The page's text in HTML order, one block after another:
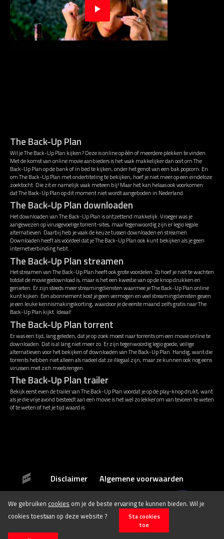
The Back-Up Plan
Wil je The Back-Up Plan kijken? Deze is online op één of meerdere plekken te vinden.
Met de komst van online movie aanbieders is het vaak makkelijker dan ooit om The
Back-Up Plan op de bank of in bed te kijken, onder het genot van een bak popcorn. En
om The Back-Up Plan met ondertiteling te bekijken, hoef je niet meer op een eindeloze
zoektocht. Die zit er namelijk vaak meteen bij! Maar het kan helaas ook voorkomen
dat The Back-Up Plan op dit moment niet wordt aangeboden in Nederland.
The Back-Up Plan downloaden
Het downloaden van The Back-Up Plan is ontzettend makkelijk. Vroeger was je
aangewezen op virusgevoelige torrent-sites, maar tegenwoordig zijn er legio legale
alternatieven. Daarbij heb je vaak de keuze tussen downloaden en streamen.
Downloaden heeft als voordeel dat je The Back-Up Plan ook kunt bekijken als je geen
internetverbinding hebt.
The Back-Up Plan streamen
Het streamen van The Back-Up Plan heeft ook grote voordelen. Zo hoef je niet te wachten
totdat de movie gedownload is, maar is het een kwestie van op de knop drukken en
genieten. Er zijn steeds meer streamingdiensten waarmee je The Back-Up Plan online
kunt kijken. Een abonnement kost je geen vermogen en veel streamingdiensten geven
je een leuke kennismakingskorting, waardoor je de eerste maand zelfs gratis naar The
Back-Up Plan kijkt. Ideaal!
The Back-Up Plan torrent
Er was een tijd, lang geleden, dat je op zoek moest naar torrents om een movie online te
downloaden. Dat is al lang niet meer zo. Er zijn tegenwoordig legio goede, veilige
alternatieven voor het bekijken of downloaden van The Back-Up Plan. Handig, want die
torrents hebben niet alleen als nadeel dat ze illegaal zijn, maar ze kunnen ook nog eens
virussen met zich meebrengen.
The Back-Up Plan trailer
Bekijk eerst even de trailer van The Back-Up Plan voordat je op de play-knop drukt, want
als je die vrije avond besteedt aan een movie is het wel zo lekker om van tevoren te weten
of te weten of het je tijd waard is.
We gebruiken cookies om je de beste ervaring te kunnen bieden. Wil je
cookies toestaan op deze website ?
Sta cookies
toe
Disclaimer Algemene voorwaarden
© 2026 Stichting Film.nl All rights reserved.